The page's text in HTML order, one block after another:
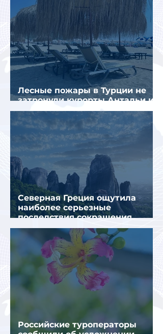
Лесные пожары в Турции не
затронули курорты Антальи и
Муглы
Северная Греция ощутила
наиболее серьезные
последствия сокращения
турпотока из России
Российские туроператоры